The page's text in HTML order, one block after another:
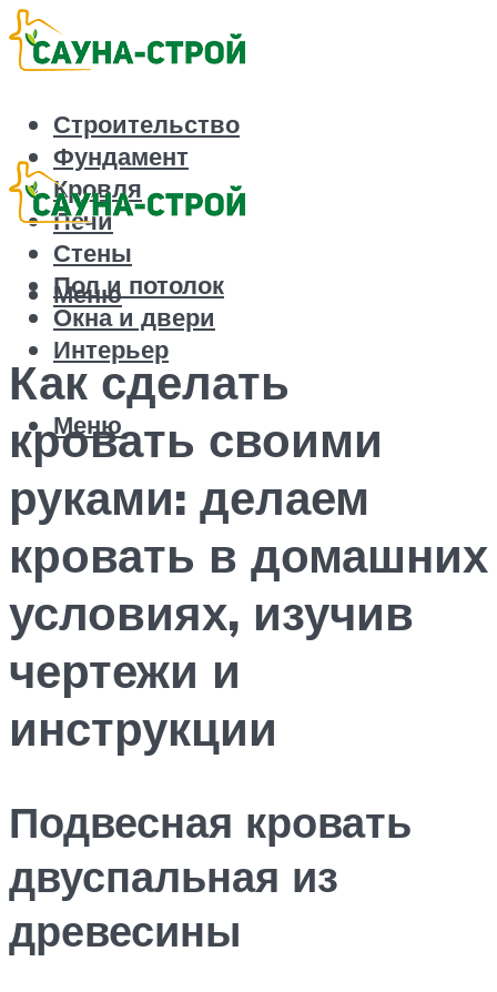
Строительство
Фундамент
Кровля
Печи
Стены
Пол и потолок
Окна и двери
Интерьер
Меню
Меню
Как сделать
кровать своими
руками: делаем
кровать в домашних
условиях, изучив
чертежи и
инструкции
Подвесная кровать
двуспальная из
древесины